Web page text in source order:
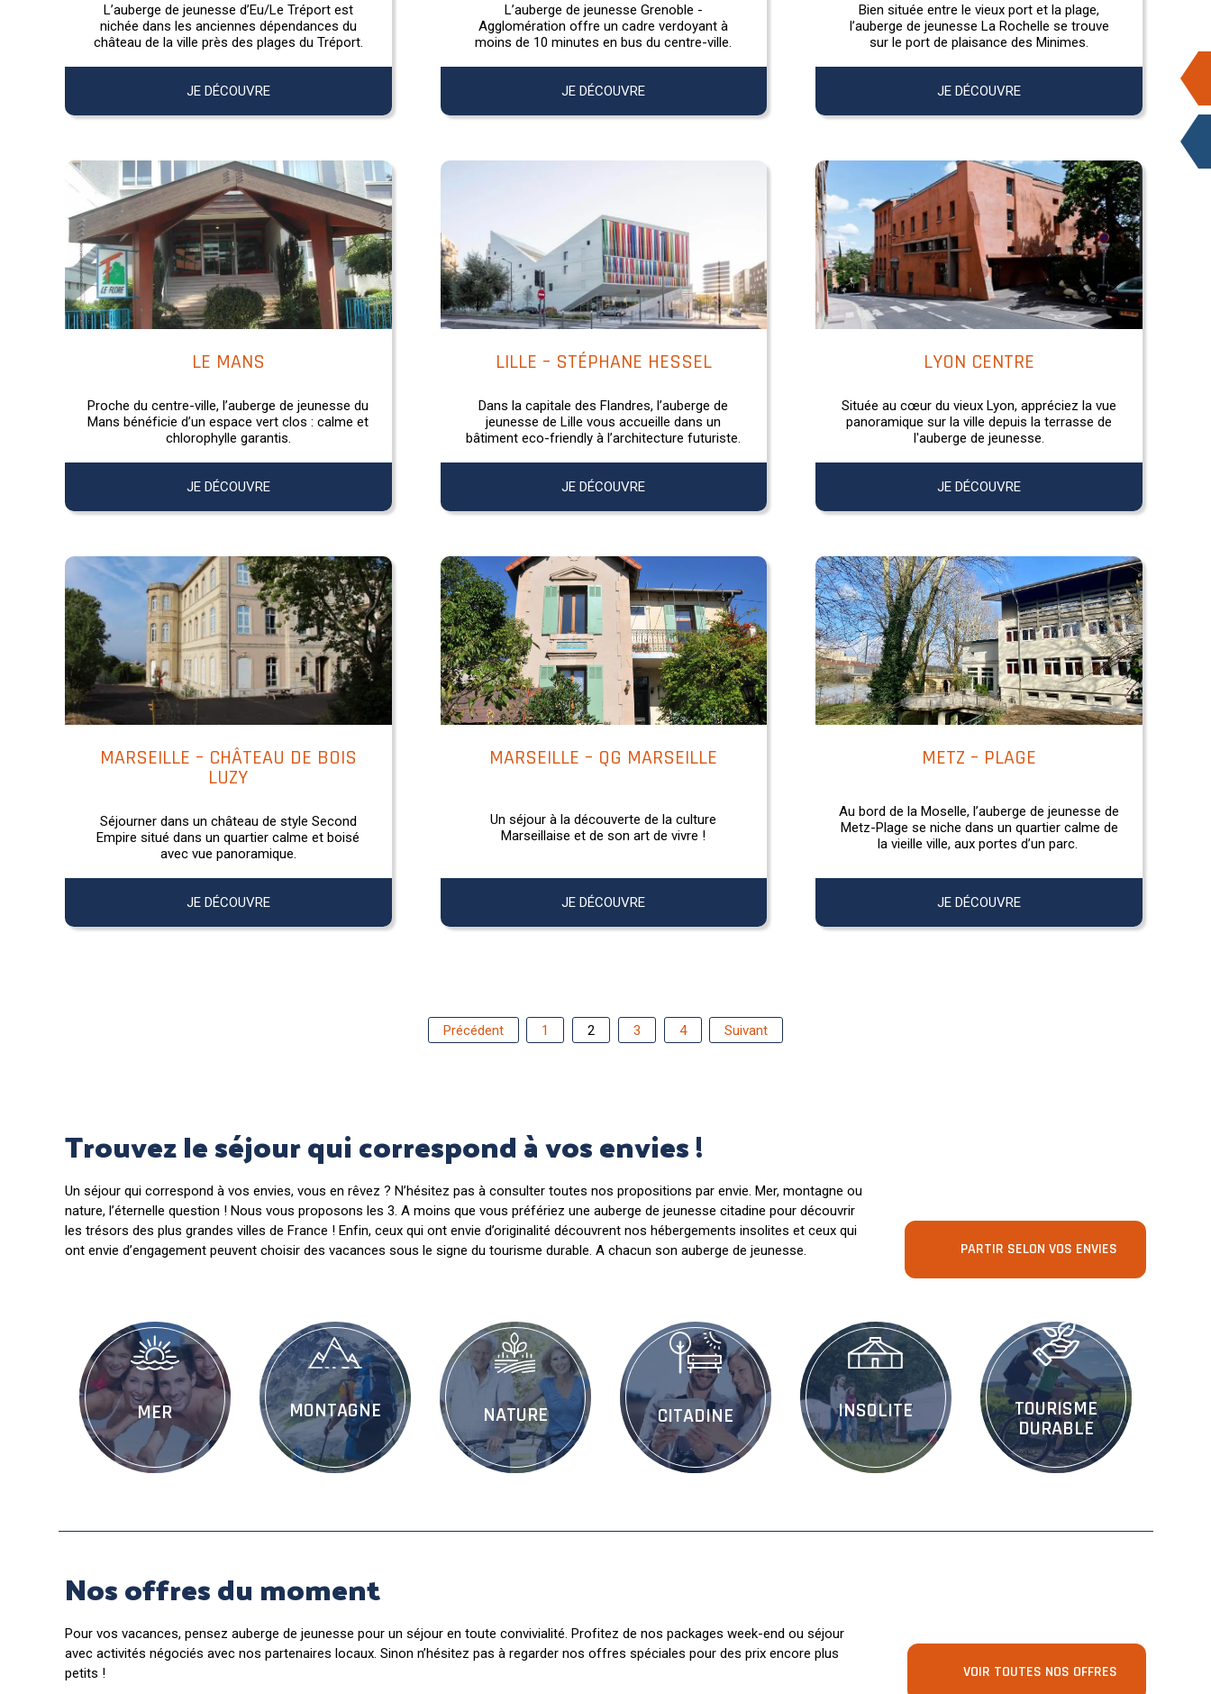
L’auberge de jeunesse d’Eu/Le Tréport est
nichée dans les anciennes dépendances du
château de la ville près des plages du Tréport.
JE DÉCOUVRE
L’auberge de jeunesse Grenoble -
Agglomération offre un cadre verdoyant à
moins de 10 minutes en bus du centre-ville.
JE DÉCOUVRE
Bien située entre le vieux port et la plage,
l’auberge de jeunesse La Rochelle se trouve
sur le port de plaisance des Minimes.
JE DÉCOUVRE
LE MANS
Proche du centre-ville, l’auberge de jeunesse du
Mans bénéficie d’un espace vert clos : calme et
chlorophylle garantis.
JE DÉCOUVRE
LILLE – STÉPHANE HESSEL
Dans la capitale des Flandres, l’auberge de
jeunesse de Lille vous accueille dans un
bâtiment eco-friendly à l’architecture futuriste.
JE DÉCOUVRE
LYON CENTRE
Située au cœur du vieux Lyon, appréciez la vue
panoramique sur la ville depuis la terrasse de
l'auberge de jeunesse.
JE DÉCOUVRE
MARSEILLE – CHÂTEAU DE BOIS
LUZY
Séjourner dans un château de style Second
Empire situé dans un quartier calme et boisé
avec vue panoramique.
JE DÉCOUVRE
MARSEILLE – QG MARSEILLE
Un séjour à la découverte de la culture
Marseillaise et de son art de vivre !
JE DÉCOUVRE
METZ – PLAGE
Au bord de la Moselle, l’auberge de jeunesse de
Metz-Plage se niche dans un quartier calme de
la vieille ville, aux portes d’un parc.
JE DÉCOUVRE
Précédent 1 2 3 4 Suivant
Trouvez le séjour qui correspond à vos envies !
Un séjour qui correspond à vos envies, vous en rêvez ? N’hésitez pas à consulter toutes nos propositions par envie. Mer, montagne ou
nature, l’éternelle question ! Nous vous proposons les 3. A moins que vous préfériez une auberge de jeunesse citadine pour découvrir
les trésors des plus grandes villes de France ! Enfin, ceux qui ont envie d’originalité découvrent nos hébergements insolites et ceux qui
ont envie d’engagement peuvent choisir des vacances sous le signe du tourisme durable. A chacun son auberge de jeunesse.
PARTIR SELON VOS ENVIES
MER MONTAGNE NATURE CITADINE INSOLITE TOURISME
DURABLE
Nos offres du moment
Pour vos vacances, pensez auberge de jeunesse pour un séjour en toute convivialité. Profitez de nos packages week-end ou séjour
avec activités négociés avec nos partenaires locaux. Sinon n’hésitez pas à regarder nos offres spéciales pour des prix encore plus
petits !
VOIR TOUTES NOS OFFRES